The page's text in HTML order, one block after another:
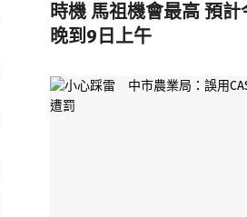
時機 馬祖機會最高 預計
晚到9日上午